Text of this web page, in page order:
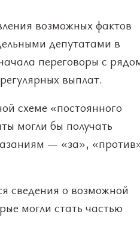
возможных фактов
депутатами в
переговоры с
выплат.
схеме «постоянного
могли бы получать
— «за»,
сведения о возможной
могли стать частью